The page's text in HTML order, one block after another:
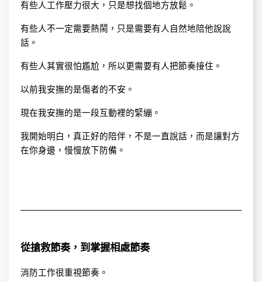
有些人工作壓力很大，只是想找個地方放鬆。
有些人不一定需要熱鬧，只是需要有人自然地陪他說說
話。
有些人其實很怕尷尬，所以更需要有人把節奏接住。
以前我安撫的是傷者的不安。
現在我安撫的是一段互動裡的緊繃。
我開始明白，真正好的陪伴，不是一直說話，而是讓對方
在你身邊，慢慢放下防備。
從搶救節奏，到掌握相處節奏
消防工作很重視節奏。